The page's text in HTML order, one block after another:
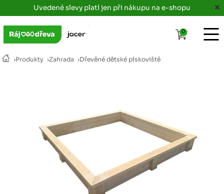
Uvedené slevy platí jen při nákupu na e-shopu
›Produkty ›Zahrada ›Dřevěné dětské pískoviště
0